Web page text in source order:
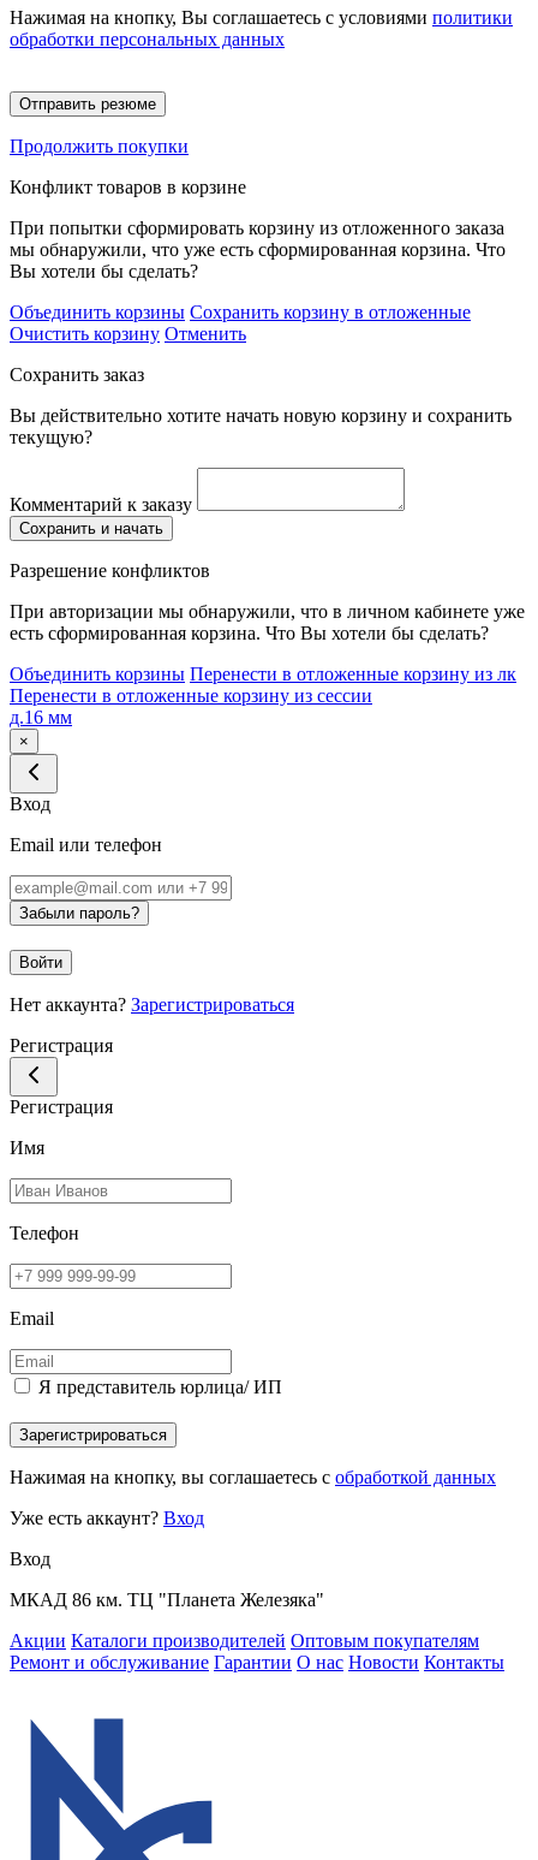
Нажимая на кнопку, Вы соглашаетесь с условиями политики
обработки персональных данных
Отправить резюме
Продолжить покупки
Конфликт товаров в корзине
При попытки сформировать корзину из отложенного заказа
мы обнаружили, что уже есть сформированная корзина. Что
Вы хотели бы сделать?
Объединить корзины Сохранить корзину в отложенные
Очистить корзину Отменить
Сохранить заказ
Вы действительно хотите начать новую корзину и сохранить
текущую?
Комментарий к заказу
Сохранить и начать
Разрешение конфликтов
При авторизации мы обнаружили, что в личном кабинете уже
есть сформированная корзина. Что Вы хотели бы сделать?
Объединить корзины Перенести в отложенные корзину из лк
Перенести в отложенные корзину из сессии
д.16 мм
×
Вход
Email или телефон
Забыли пароль?
Войти
Нет аккаунта? Зарегистрироваться
Регистрация
Регистрация
Имя
Телефон
Email
Я представитель юрлица/ ИП
Зарегистрироваться
Нажимая на кнопку, вы соглашаетесь с обработкой данных
Уже есть аккаунт? Вход
Вход
МКАД 86 км. ТЦ "Планета Железяка"
Акции Каталоги производителей Оптовым покупателям
Ремонт и обслуживание Гарантии О нас Новости Контакты